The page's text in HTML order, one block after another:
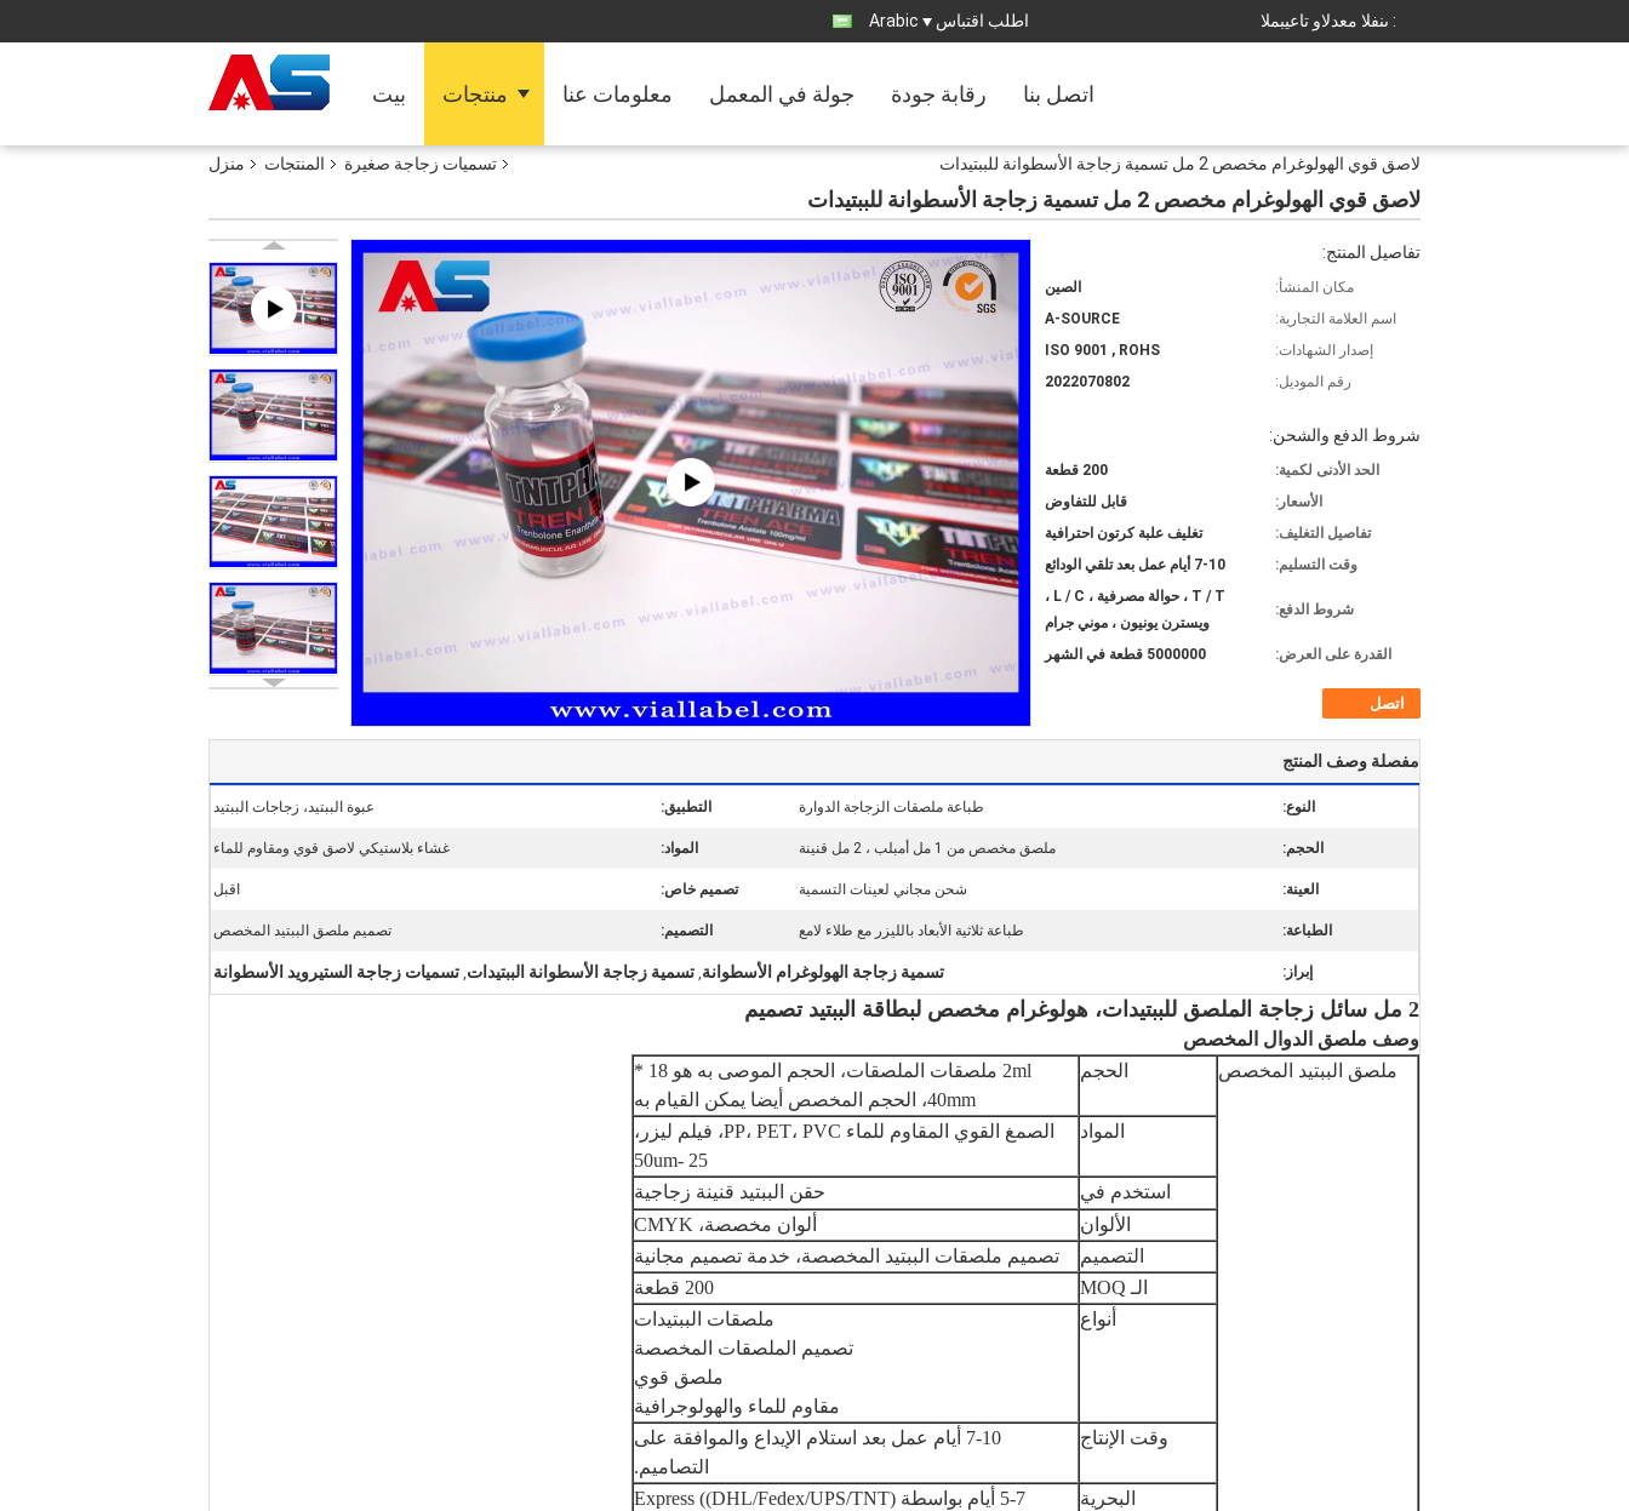
المبيعات والدعم الفنى : اطلب اقتباس Arabic
بيت منتجات معلومات عنا جولة في المعمل رقابة جودة اتصل بنا
منزل المنتجات تسميات زجاجة صغيرة لاصق قوي الهولوغرام مخصص 2 مل تسمية زجاجة الأسطوانة للببتيدات
لاصق قوي الهولوغرام مخصص 2 مل تسمية زجاجة الأسطوانة للببتيدات
تفاصيل المنتج:
مكان المنشأ:
الصين
اسم العلامة التجارية:
A-SOURCE
إصدار الشهادات:
ISO 9001 , ROHS
رقم الموديل:
2022070802
شروط الدفع والشحن:
الحد الأدنى لكمية:
200 قطعة
الأسعار:
قابل للتفاوض
تفاصيل التغليف:
تغليف علبة كرتون احترافية
وقت التسليم:
7-10 أيام عمل بعد تلقي الودائع
شروط الدفع:
T / T ، حوالة مصرفية ، L / C ،
ويسترن يونيون ، موني جرام
القدرة على العرض:
5000000 قطعة في الشهر
اتصل
مفصلة وصف المنتج
النوع: طباعة ملصقات الزجاجة الدوارة التطبيق: عبوة الببتيد، زجاجات الببتيد
الحجم: ملصق مخصص من 1 مل أمبلب ، 2 مل قنينة المواد: غشاء بلاستيكي لاصق قوي ومقاوم للماء
العينة: شحن مجاني لعينات التسمية تصميم خاص: اقبل
الطباعة: طباعة ثلاثية الأبعاد بالليزر مع طلاء لامع التصميم: تصميم ملصق الببتيد المخصص
إبراز: تسمية زجاجة الهولوغرام الأسطوانة, تسمية زجاجة الأسطوانة الببتيدات, تسميات زجاجة الستيرويد الأسطوانة
2 مل سائل زجاجة الملصق للببتيدات، هولوغرام مخصص لبطاقة الببتيد تصميم
وصف ملصق الدوال المخصص
ملصق الببتيد المخصص
الحجم
2ml ملصقات الملصقات، الحجم الموصى به هو 18 *
40mm، الحجم المخصص أيضا يمكن القيام به
المواد
الصمغ القوي المقاوم للماء PP، PET، PVC، فيلم ليزر،
25 -50um
استخدم في
حقن الببتيد قنينة زجاجية
الألوان
ألوان مخصصة، CMYK
التصميم
تصميم ملصقات الببتيد المخصصة، خدمة تصميم مجانية
الـ MOQ
200 قطعة
أنواع
ملصقات الببتيدات
تصميم الملصقات المخصصة
ملصق قوي
مقاوم للماء والهولوجرافية
وقت الإنتاج
7-10 أيام عمل بعد استلام الإيداع والموافقة على
التصاميم.
البحرية
5-7 أيام بواسطة Express ((DHL/Fedex/UPS/TNT)